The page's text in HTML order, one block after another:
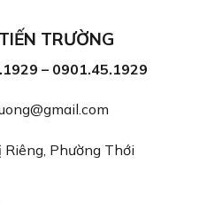
TRƯỜNG
– 0901.45.1929
Riêng, Phường Thới